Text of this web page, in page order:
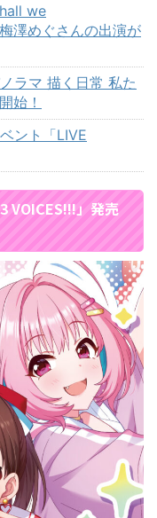
we
澤めぐさんの出演が
ラマ 描く日常 私た
始！
ント「LIVE
VOICES!!!」発売